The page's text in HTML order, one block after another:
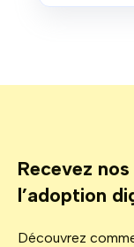
Recevez
l’adoption
Découvrez